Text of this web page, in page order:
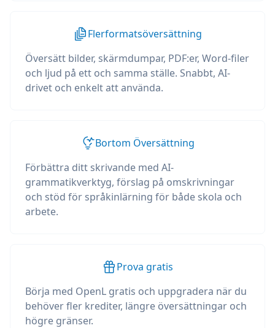
Flerformatsöversättning
Översätt bilder, skärmdumpar, PDF:er, Word-filer
och ljud på ett och samma ställe. Snabbt, AI-
drivet och enkelt att använda.
Bortom Översättning
Förbättra ditt skrivande med AI-
grammatikverktyg, förslag på omskrivningar
och stöd för språkinlärning för både skola och
arbete.
Prova gratis
Börja med OpenL gratis och uppgradera när du
behöver fler krediter, längre översättningar och
högre gränser.